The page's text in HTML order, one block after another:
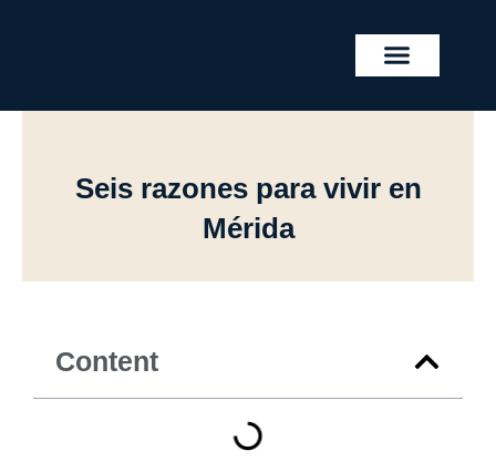
Seis razones para vivir en
Mérida
Content